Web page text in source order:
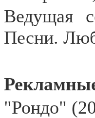
Ведущая
Песни.
"Рондо"